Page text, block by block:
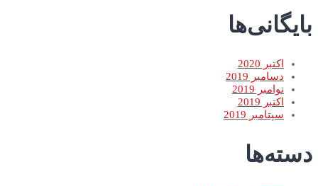
بایگانی‌ها
اکتبر 2020
دسامبر 2019
نوامبر 2019
اکتبر 2019
سپتامبر 2019
دسته‌ها